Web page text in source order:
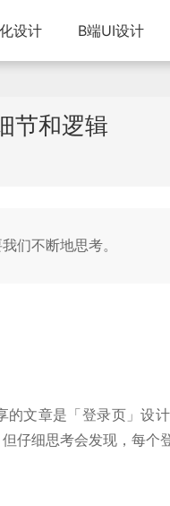
设计 B端UI设计
节和逻辑
们不断地思考。
文章是「登录页」设
仔细思考会发现，每个